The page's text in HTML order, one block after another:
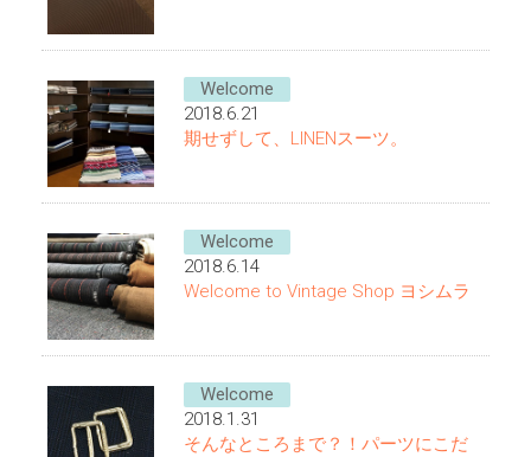
Welcome
2018.6.21
期せずして、LINENスーツ。
Welcome
2018.6.14
Welcome to Vintage Shop ヨシムラ
Welcome
2018.1.31
そんなところまで？！パーツにこだ